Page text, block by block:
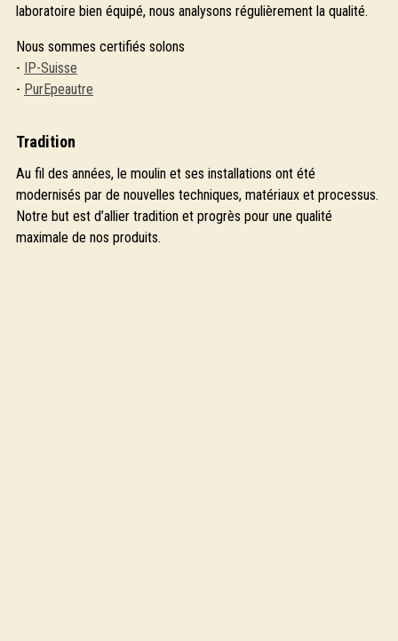
laboratoire bien équipé, nous analysons régulièrement la qualité.
Nous sommes certifiés solons
-
IP-Suisse
- PurEpeautre
Tradition
Au fil des années, le moulin et ses installations ont été
modernisés par de nouvelles techniques, matériaux et processus.
Notre but est d’allier tradition et progrès pour une qualité
maximale de nos produits.